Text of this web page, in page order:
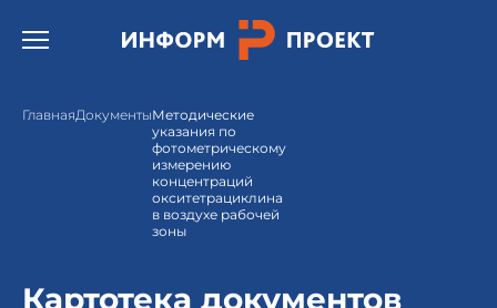
Открыть бургер меню.
ГлавнаяДокументыМетодические
указания по
фотометрическому
измерению
концентраций
окситетрациклина
в воздухе рабочей
зоны
Картотека документов